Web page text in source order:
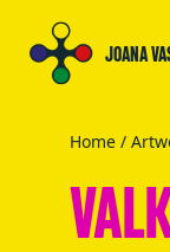
JOANA
Home /